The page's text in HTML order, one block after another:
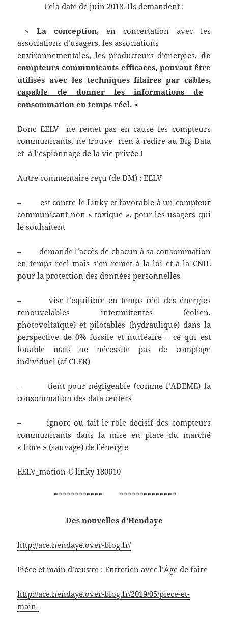
Cela date de juin 2018. Ils demandent :
»La conception, en concertation avec les
associations d’usagers, les associations
environnementales, les producteurs d’énergies, de
compteurs communicants efficaces, pouvant être
utilisés avec les techniques filaires par câbles,
capable de donner les informations de
consommation en temps réel. »
Donc EELV ne remet pas en cause les compteurs
communicants, ne trouve rien à redire au Big Data
et à l’espionnage de la vie privée !
Autre commentaire reçu (de DM) : EELV
– est contre le Linky et favorable à un compteur
communicant non « toxique », pour les usagers qui
le souhaitent
– demande l’accès de chacun à sa consommation
en temps réel mais s’en remet à la loi et à la CNIL
pour la protection des données personnelles
– vise l’équilibre en temps réel des énergies
renouvelables intermittentes (éolien,
photovoltaïque) et pilotables (hydraulique) dans la
perspective de 0% fossile et nucléaire – ce qui est
louable mais ne nécessite pas de comptage
individuel (cf CLER)
– tient pour négligeable (comme l’ADEME) la
consommation des data centers
– ignore ou tait le rôle décisif des compteurs
communicants dans la mise en place du marché
« libre » (sauvage) de l’énergie
EELV_motion-C-linky 180610
************ **************
Des nouvelles d’Hendaye
http://ace.hendaye.over-blog.fr/
Pièce et main d’œuvre : Entretien avec l’Âge de faire
http://ace.hendaye.over-blog.fr/2019/05/piece-et-
main-